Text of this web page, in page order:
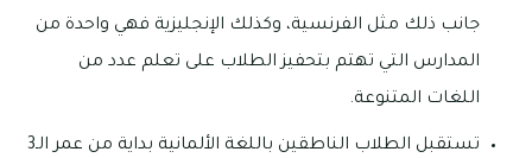
جانب ذلك مثل الفرنسية، وكذلك الإنجليزية فهي واحدة من
المدارس التي تهتم بتحفيز الطلاب على تعلم عدد من
اللغات المتنوعة.
تستقبل الطلاب الناطقين باللغة الألمانية بداية من عمر الـ3